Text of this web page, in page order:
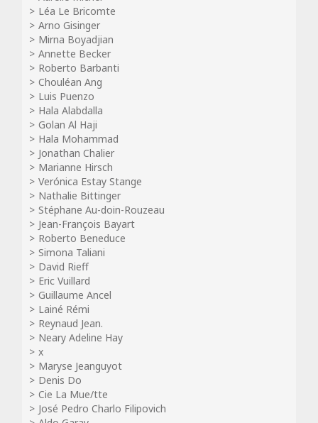
Léa Le Bricomte
Arno Gisinger
Mirna Boyadjian
Annette Becker
Roberto Barbanti
Chouléan Ang
Luis Puenzo
Hala Alabdalla
Golan Al Haji
Hala Mohammad
Jonathan Chalier
Marianne Hirsch
Verónica Estay Stange
Nathalie Bittinger
Stéphane Au-doin-Rouzeau
Jean-François Bayart
Roberto Beneduce
Simona Taliani
David Rieff
Eric Vuillard
Guillaume Ancel
Lainé Rémi
Reynaud Jean.
Neary Adeline Hay
x
Maryse Jeanguyot
Denis Do
Cie La Mue/tte
José Pedro Charlo Filipovich